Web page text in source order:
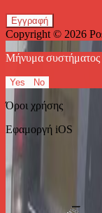
Εγγραφή
Copyright © 2026
Μήνυμα συστήματος
Yes No
Όροι χρήσης
Εφαμοργή iOS